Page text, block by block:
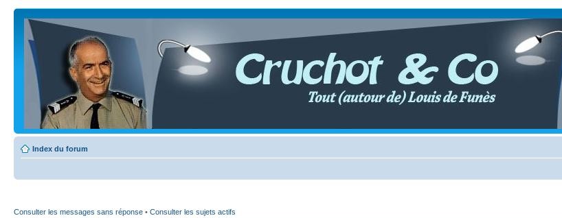
Index du forum
Consulter les messages sans réponse • Consulter les sujets actifs